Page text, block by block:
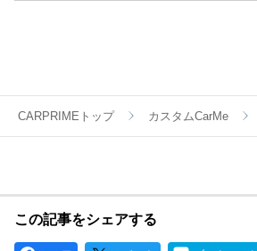
CARPRIMEトップ カスタムCarMe
この記事をシェアする